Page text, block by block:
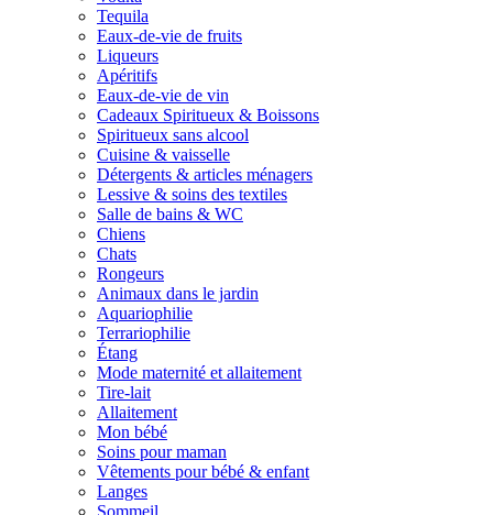
Tequila
Eaux-de-vie de fruits
Liqueurs
Apéritifs
Eaux-de-vie de vin
Cadeaux Spiritueux & Boissons
Spiritueux sans alcool
Cuisine & vaisselle
Détergents & articles ménagers
Lessive & soins des textiles
Salle de bains & WC
Chiens
Chats
Rongeurs
Animaux dans le jardin
Aquariophilie
Terrariophilie
Étang
Mode maternité et allaitement
Tire-lait
Allaitement
Mon bébé
Soins pour maman
Vêtements pour bébé & enfant
Langes
Sommeil